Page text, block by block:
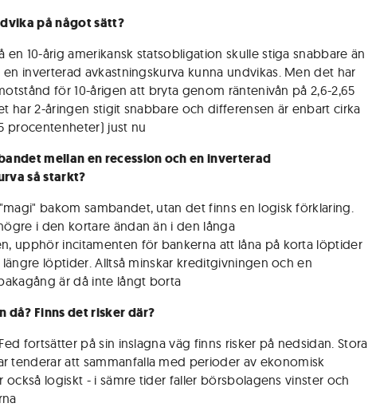
på något sätt?
en 10-årig amerikansk statsobligation skulle stiga snabbare än
en inverterad avkastningskurva kunna undvikas. Men det har
för 10-årigen att bryta genom räntenivån på 2,6-2,65
har 2-åringen stigit snabbare och differensen är enbart cirka
procentenheter) just nu
mellan en recession och en inverterad
så starkt?
bakom sambandet, utan det finns en logisk förklaring.
i den kortare ändan än i den långa
upphör incitamenten för bankerna att låna på korta löptider
löptider. Alltså minskar kreditgivningen och en
är då inte långt borta
då? Finns det risker där?
fortsätter på sin inslagna väg finns risker på nedsidan. Stora
tenderar att sammanfalla med perioder av ekonomisk
också logiskt - i sämre tider faller börsbolagens vinster och